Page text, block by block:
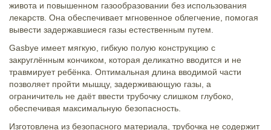
живота и повышенном газообразовании без использования
лекарств. Она обеспечивает мгновенное облегчение, помогая
вывести задержавшиеся газы естественным путем.
Gasbye имеет мягкую, гибкую полую конструкцию с
закруглённым кончиком, которая деликатно вводится и не
травмирует ребёнка. Оптимальная длина вводимой части
позволяет пройти мышцу, задерживающую газы, а
ограничитель не даёт ввести трубочку слишком глубоко,
обеспечивая максимальную безопасность.
Изготовлена из безопасного материала, трубочка не содержит